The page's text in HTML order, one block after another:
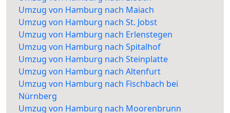
Umzug von Hamburg nach Maiach
Umzug von Hamburg nach St. Jobst
Umzug von Hamburg nach Erlenstegen
Umzug von Hamburg nach Spitalhof
Umzug von Hamburg nach Steinplatte
Umzug von Hamburg nach Altenfurt
Umzug von Hamburg nach Fischbach bei
Nürnberg
Umzug von Hamburg nach Moorenbrunn